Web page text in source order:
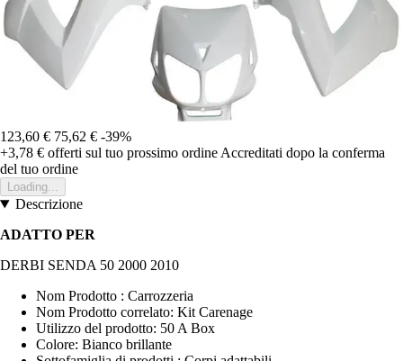
123,60 € 75,62 € -39%
+3,78 € offerti sul tuo prossimo ordine Accreditati dopo la conferma
del tuo ordine
Loading...
Descrizione
ADATTO PER
DERBI SENDA 50 2000 2010
Nom Prodotto : Carrozzeria
Nom Prodotto correlato: Kit Carenage
Utilizzo del prodotto: 50 A Box
Colore: Bianco brillante